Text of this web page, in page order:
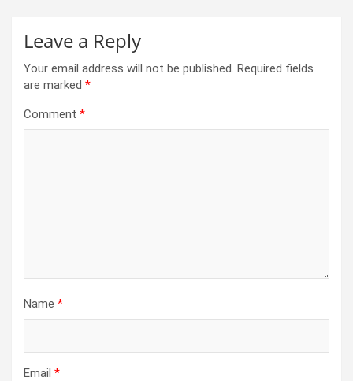
Leave a Reply
Your email address will not be published. Required fields
are marked *
Comment *
Name *
Email *